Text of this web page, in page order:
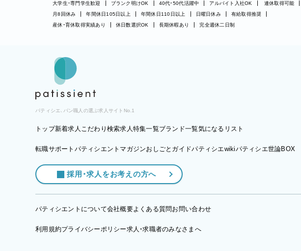
大学生・専門学生歓迎
ブランク明けOK 40代・50代活躍中 アルバイト入社OK
連休取得可能
月8回休み
年間休日105日以上 年間休日110日以上 日曜日休み
有給取得推奨
産休・育休取得実績あり
休日数選択OK 長期休暇あり 完全週休二日制
パティシエ、パン職人の選ぶ求人サイトNo.1
トップ新着求人 こだわり検索求人特集一覧ブランド一覧気になるリスト
転職サポート パティシエントマガジンおしごとガイドパティシエwikiパティシエ世論BOX
採用・求人をお考えの方へ
パティシエントについて会社概要よくある質問お問い合わせ
利用規約プライバシーポリシー求人・求職者のみなさまへ